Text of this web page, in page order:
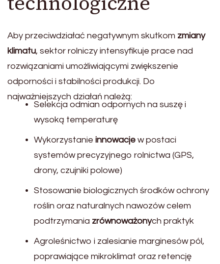
Aby przeciwdziałać negatywnym skutkom zmiany
klimatu, sektor rolniczy intensyfikuje prace nad
rozwiązaniami umożliwiającymi zwiększenie
odporności i stabilności produkcji. Do
najważniejszych działań należą:
Selekcja odmian odpornych na suszę i
wysoką temperaturę
Wykorzystanie innowacje w postaci
systemów precyzyjnego rolnictwa (GPS,
drony, czujniki polowe)
Stosowanie biologicznych środków ochrony
roślin oraz naturalnych nawozów celem
podtrzymania zrównoważonych praktyk
Agroleśnictwo i zalesianie marginesów pól,
poprawiające mikroklimat oraz retencję